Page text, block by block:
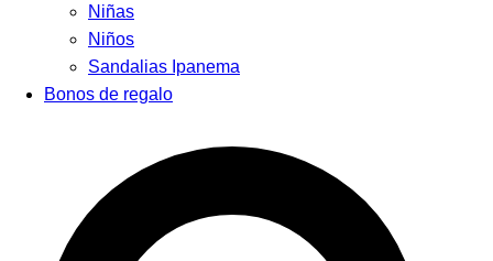
Niñas
Niños
Sandalias Ipanema
Bonos de regalo